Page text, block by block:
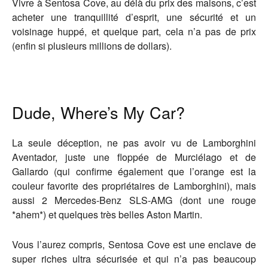
acheter une tranquillité d’esprit, une sécurité et un
voisinage huppé, et quelque part, cela n’a pas de prix
(enfin si plusieurs millions de dollars).
Dude, Where’s My Car?
La seule déception, ne pas avoir vu de Lamborghini
Aventador, juste une floppée de Murciélago et de
Gallardo (qui confirme également que l’orange est la
couleur favorite des propriétaires de Lamborghini), mais
aussi 2 Mercedes-Benz SLS-AMG (dont une rouge
*ahem*) et quelques très belles Aston Martin.
Vous l’aurez compris, Sentosa Cove est une enclave de
super riches ultra sécurisée et qui n’a pas beaucoup